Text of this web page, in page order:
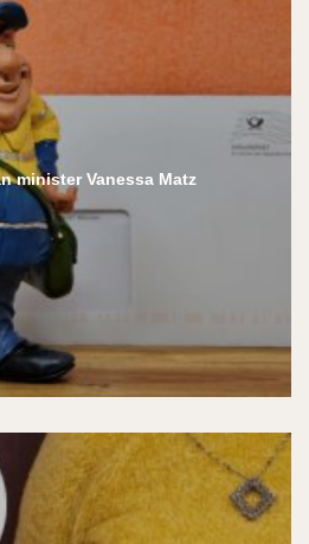
minister Vanessa Matz